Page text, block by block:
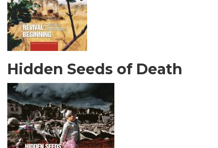
Hidden Seeds of Death